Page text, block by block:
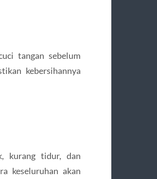
tangan sebelum
kebersihannya
kurang tidur, dan
keseluruhan akan